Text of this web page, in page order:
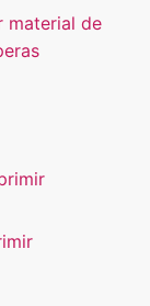
material de